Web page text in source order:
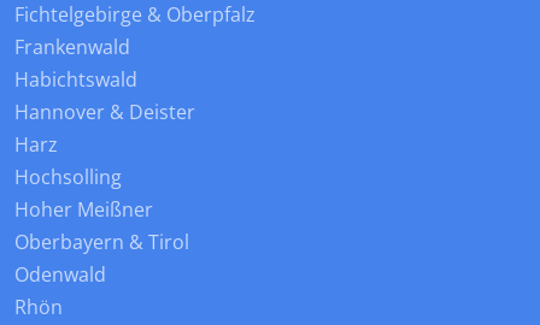
Fichtelgebirge & Oberpfalz
Frankenwald
Habichtswald
Hannover & Deister
Harz
Hochsolling
Hoher Meißner
Oberbayern & Tirol
Odenwald
Rhön